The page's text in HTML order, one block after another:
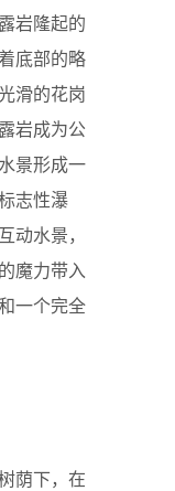
岩隆起的
底部的略
滑的花岗
岩成为公
景形成一
志性瀑
动水景，
魔力带入
一个完全
荫下，在